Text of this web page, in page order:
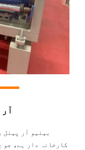
بینیو آر پینل
کارخانہ دار ہے، جو